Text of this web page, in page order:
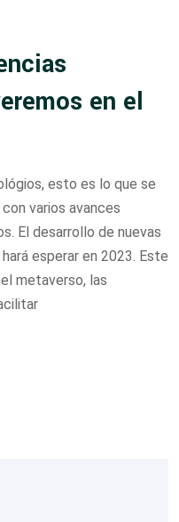
en el
esto es lo que se
varios avances
El desarrollo de nuevas
esperar en 2023. Este
metaverso, las